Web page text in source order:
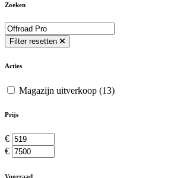
Zoeken
Filter resetten
Acties
Magazijn uitverkoop (13)
Prijs
€
€
Voorraad